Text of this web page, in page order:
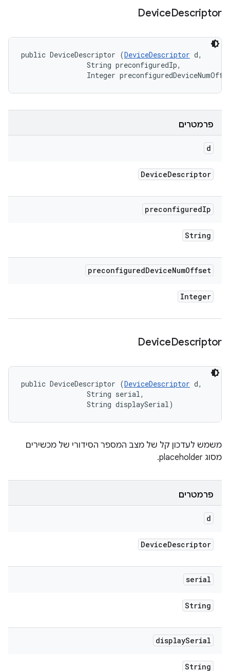
DeviceDescriptor
public DeviceDescriptor (DeviceDescriptor d,
                String preconfiguredIp,
Integer
פרמטרים
d
DeviceDescriptor
preconfiguredIp
String
preconfiguredDeviceNumOffset
Integer
DeviceDescriptor
public DeviceDescriptor (DeviceDescriptor d,
                String serial,
                String displaySerial)
משמש לעדכון קל של מצב המספר הסידורי של מכשירים
מסוג placeholder.
פרמטרים
d
DeviceDescriptor
serial
String
displaySerial
String